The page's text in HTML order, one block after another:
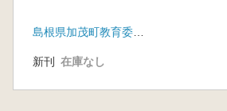
新刊 在庫なし